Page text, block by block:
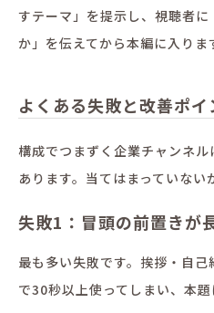
すテーマ」を提示し、視聴者
か」を伝えてから本編に入りま
よくある失敗と改善ポイ
構成でつまずく企業チャンネ
あります。当てはまっていない
失敗1：冒頭の前置きが
最も多い失敗です。挨拶・自
で30秒以上使ってしまい、本題